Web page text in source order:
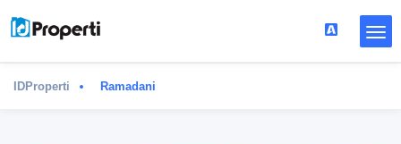
IDProperti Ramadani